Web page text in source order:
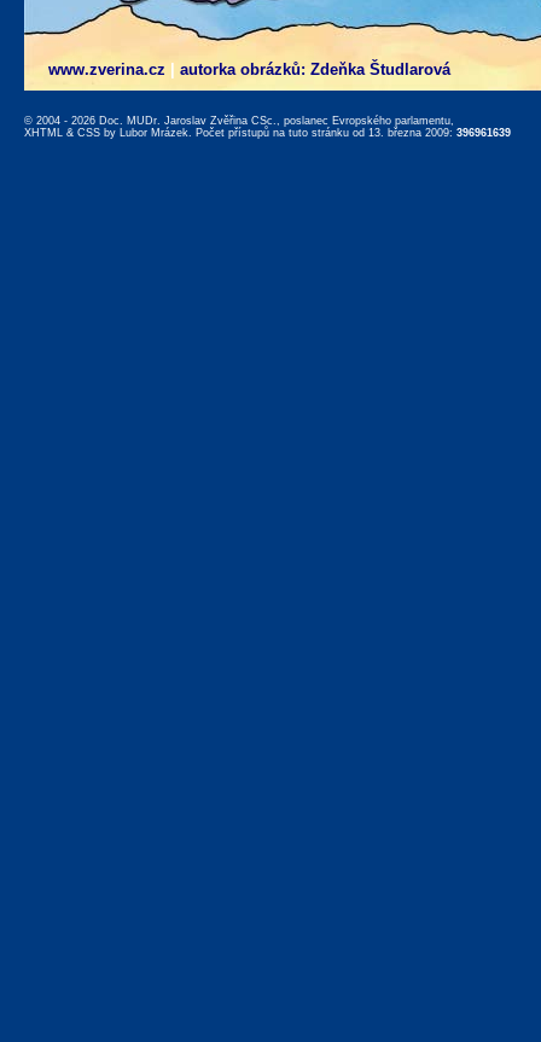
www.zverina.cz autorka obrázků: Zdeňka Študlarová
© 2004 - 2026 Doc. MUDr. Jaroslav Zvěřina CSc., poslanec Evropského parlamentu,
XHTML & CSS by Lubor Mrázek. Počet přístupů na tuto stránku od 13. března 2009: 396961639